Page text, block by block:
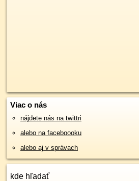
Viac o nás
nájdete nás na twittri
alebo na faceboooku
alebo aj v správach
kde hľadať